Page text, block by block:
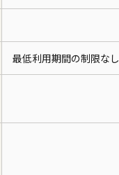
最低利用期間の制限なし